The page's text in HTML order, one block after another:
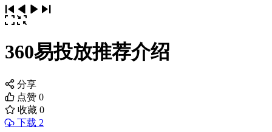
360易投放推荐介绍
分享
点赞 0
收藏 0
下载 2